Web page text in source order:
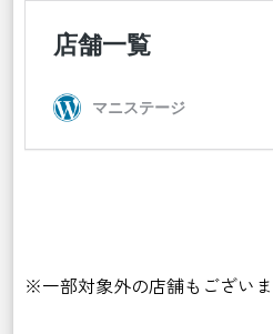
※一部対象外の店舗もございま